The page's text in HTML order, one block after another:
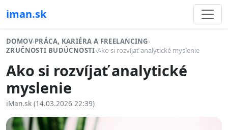
iman.sk
DOMOV›PRÁCA, KARIÉRA A FREELANCING›
ZRUČNOSTI BUDÚCNOSTI›Ako si rozvíjať analytické myslenie
Ako si rozvíjať analytické
myslenie
iMan.sk (14.03.2026 22:39)